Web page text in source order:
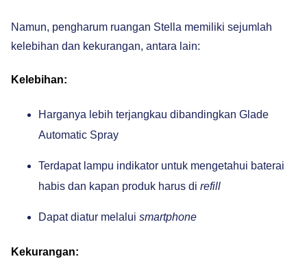
Namun, pengharum ruangan Stella memiliki sejumlah
kelebihan dan kekurangan, antara lain:
Kelebihan:
Harganya lebih terjangkau dibandingkan Glade
Automatic Spray
Terdapat lampu indikator untuk mengetahui baterai
habis dan kapan produk harus di refill
Dapat diatur melalui smartphone
Kekurangan: